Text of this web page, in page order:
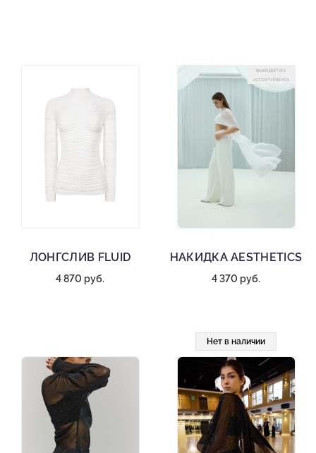
ЛОНГСЛИВ FLUID
4 870 руб.
ВЫХОДИТ ИЗ
АССОРТИМЕНТА
НАКИДКА AESTHETICS
4 370 руб.
Нет в наличии